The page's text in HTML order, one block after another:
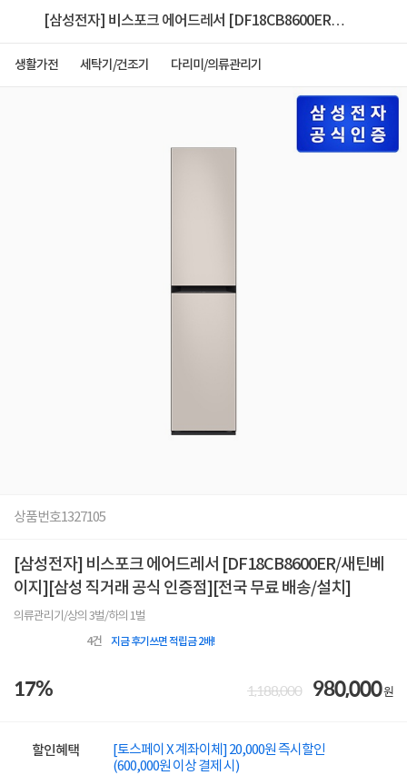
[삼성전자] 비스포크 에어드레서 [DF18CB8600ER/
생활가전 세탁기/건조기 다리미/의류관리기
상품번호1327105
[삼성전자] 비스포크 에어드레서 [DF18CB8600ER/새틴베
이지][삼성 직거래 공식 인증점][전국 무료 배송/설치]
의류관리기/상의 3벌/하의 1벌
4건 지금 후기쓰면 적립금 2배!
17% 1,188,000 980,000원
할인혜택
[토스페이 X 계좌이체] 20,000원 즉시할인
(600,000원 이상 결제 시)